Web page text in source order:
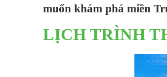
muốn khám phá miền
LỊCH TRÌNH